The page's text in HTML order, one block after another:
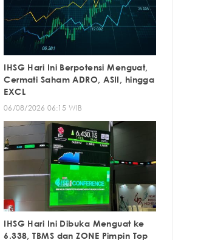
IHSG Hari Ini Berpotensi Menguat,
Cermati Saham ADRO, ASII, hingga
EXCL
06/08/2026 06:15 WIB
IHSG Hari Ini Dibuka Menguat ke
6.338, TBMS dan ZONE Pimpin Top